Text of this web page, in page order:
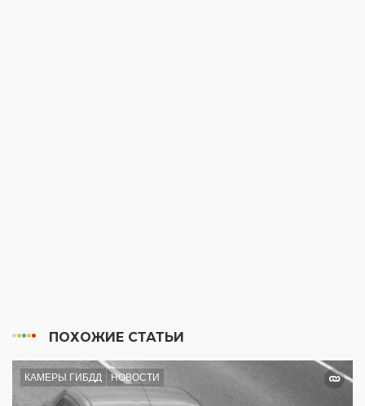
ПОХОЖИЕ СТАТЬИ
КАМЕРЫ ГИБДД НОВОСТИ